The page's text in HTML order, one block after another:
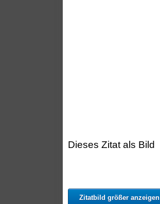
Dieses Zitat als Bild
Zitatbild größer anzeigen